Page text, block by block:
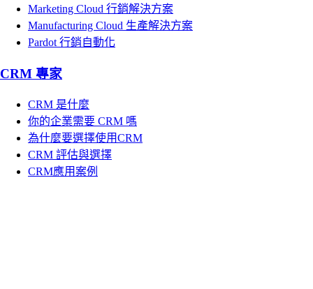
Marketing Cloud 行銷解決方案
Manufacturing Cloud 生產解決方案
Pardot 行銷自動化
CRM 專家
CRM 是什麼
你的企業需要 CRM 嗎
為什麼要選擇使用CRM
CRM 評估與選擇
CRM應用案例